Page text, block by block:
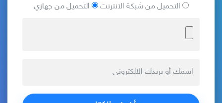
التحميل من شبكة الانترنت التحميل من جهازي